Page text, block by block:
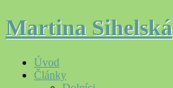
Martina Sihelská
Úvod
Články